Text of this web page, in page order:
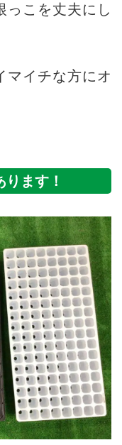
っこを丈夫にし
マイチな方にオ
ます！